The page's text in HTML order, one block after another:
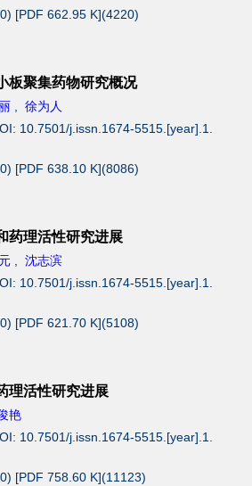
0) [PDF 662.95 K](4220)
板聚集药物研究概况
, 徐为人
10.7501/j.issn.1674-5515.[year].1.
0) [PDF 638.10 K](8086)
药理活性研究进展
, 沈志滨
10.7501/j.issn.1674-5515.[year].1.
0) [PDF 621.70 K](5108)
理活性研究进展
艳
10.7501/j.issn.1674-5515.[year].1.
0) [PDF 758.60 K](11123)